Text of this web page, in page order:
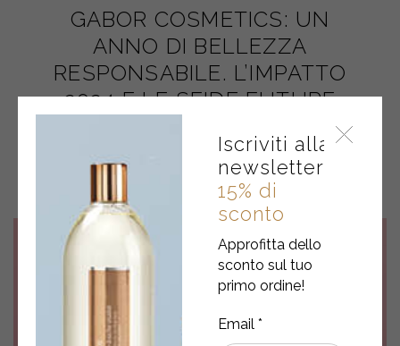
Iscriviti alla
newsletter
15% di
sconto
Approfitta dello
sconto sul tuo
primo ordine!
GABOR COSMETICS: UN
ANNO DI BELLEZZA
RESPONSABILE. L’IMPATTO
2024 E LE SFIDE FUTURE